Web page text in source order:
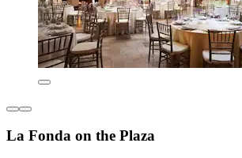
La Fonda on the Plaza